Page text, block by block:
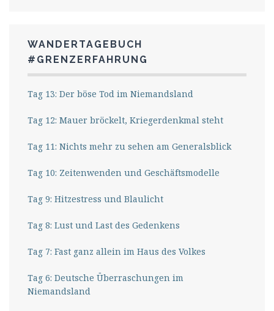
WANDERTAGEBUCH
#GRENZERFAHRUNG
Tag 13: Der böse Tod im Niemandsland
Tag 12: Mauer bröckelt, Kriegerdenkmal steht
Tag 11: Nichts mehr zu sehen am Generalsblick
Tag 10: Zeitenwenden und Geschäftsmodelle
Tag 9: Hitzestress und Blaulicht
Tag 8: Lust und Last des Gedenkens
Tag 7: Fast ganz allein im Haus des Volkes
Tag 6: Deutsche Überraschungen im
Niemandsland